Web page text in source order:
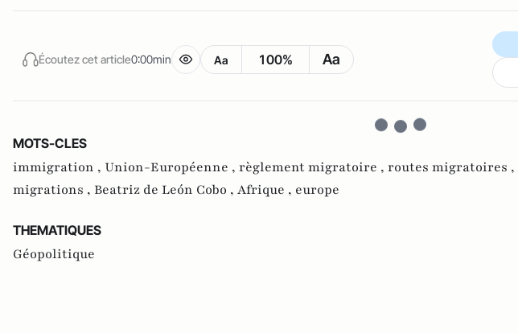
Écoutez cet article0:00min Aa 100% Aa
MOTS-CLES
immigration , Union-Européenne , règlement migratoire , routes migratoires ,
migrations , Beatriz de León Cobo , Afrique , europe
THEMATIQUES
Géopolitique